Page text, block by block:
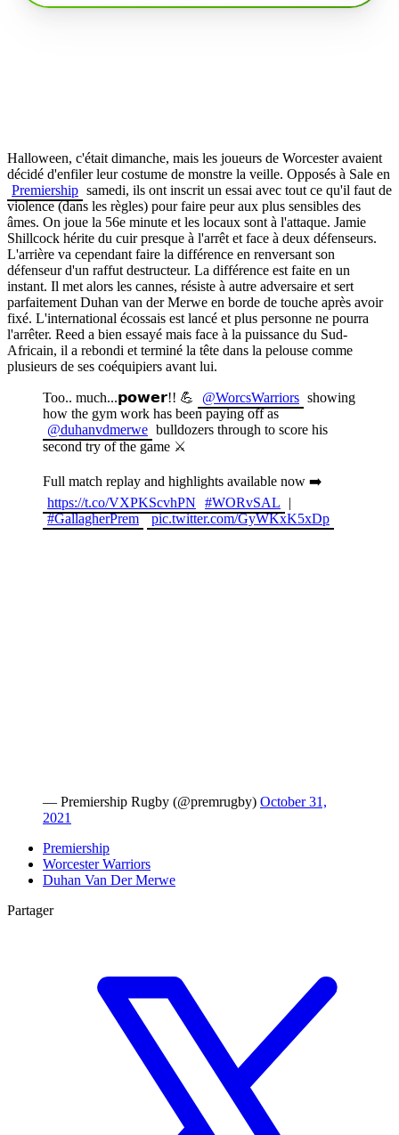
Halloween, c'était dimanche, mais les joueurs de Worcester avaient
décidé d'enfiler leur costume de monstre la veille. Opposés à Sale en
Premiership samedi, ils ont inscrit un essai avec tout ce qu'il faut de
violence (dans les règles) pour faire peur aux plus sensibles des
âmes. On joue la 56e minute et les locaux sont à l'attaque. Jamie
Shillcock hérite du cuir presque à l'arrêt et face à deux défenseurs.
L'arrière va cependant faire la différence en renversant son
défenseur d'un raffut destructeur. La différence est faite en un
instant. Il met alors les cannes, résiste à autre adversaire et sert
parfaitement Duhan van der Merwe en borde de touche après avoir
fixé. L'international écossais est lancé et plus personne ne pourra
l'arrêter. Reed a bien essayé mais face à la puissance du Sud-
Africain, il a rebondi et terminé la tête dans la pelouse comme
plusieurs de ses coéquipiers avant lui.
Too.. much...𝗽𝗼𝘄𝗲𝗿!! 💪 @WorcsWarriors showing
how the gym work has been paying off as
@duhanvdmerwe bulldozers through to score his
second try of the game ⚔️
Full match replay and highlights available now ➡️
https://t.co/VXPKScvhPN
#WORvSAL
|
#GallagherPrem
pic.twitter.com/GyWKxK5xDp
— Premiership Rugby (@premrugby) October 31,
2021
Premiership
Worcester Warriors
Duhan Van Der Merwe
Partager